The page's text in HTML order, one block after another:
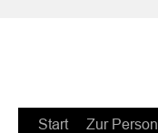
Zum
Start Zur Person